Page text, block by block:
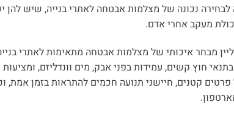
לבחירה נכונה של מצלמות אבטחה לאתרי בנייה, שיש להן
מעקב אחרי אדם.
מבחר איכותי של מצלמות אבטחה מתאימות לאתרי
חוץ קשים, עמידות בפני אבק, מים וונדליזם,